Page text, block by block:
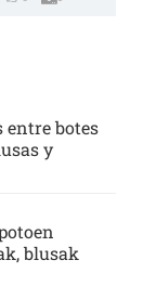
entre botes
y
blusak